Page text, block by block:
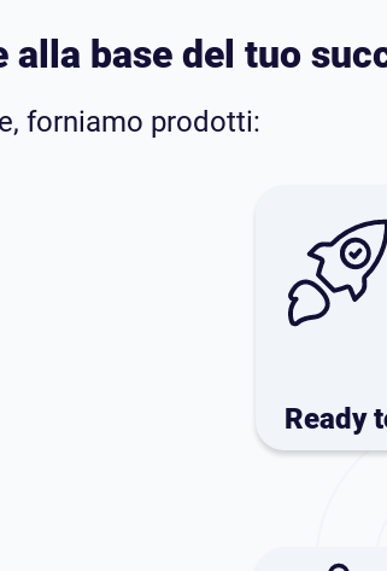
base del tuo
forniamo prodotti:
Ready